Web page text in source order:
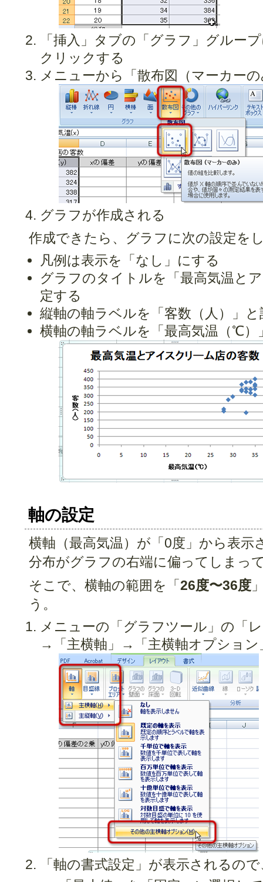
「挿入」タブの「グラフ」グルー
クリックする
メニューから「散布図（マーカー
グラフが作成される
作成できたら、グラフに次の設定を
凡例は表示を「なし」にする
グラフのタイトルを「最高気温と
定する
縦軸の軸ラベルを「客数（人）」
横軸の軸ラベルを「最高気温（℃）
軸の設定
横軸（最高気温）が「0度」から表
分布がグラフの右端に偏ってしまっ
そこで、横軸の範囲を「26度〜36度
う。
メニューの「グラフツール」の「
→「主横軸」→「主横軸オプション
「軸の書式設定」が表示されるの